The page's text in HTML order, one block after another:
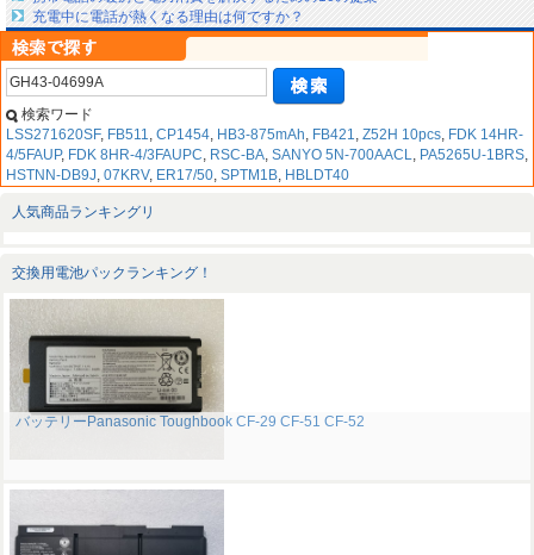
充電中に電話が熱くなる理由は何ですか？
検索ワード
LSS271620SF, FB511, CP1454, HB3-875mAh, FB421, Z52H 10pcs, FDK 14HR-
4/5FAUP, FDK 8HR-4/3FAUPC, RSC-BA, SANYO 5N-700AACL, PA5265U-1BRS,
HSTNN-DB9J, 07KRV, ER17/50, SPTM1B, HBLDT40
人気商品ランキングリ
交換用電池パックランキング！
バッテリーPanasonic Toughbook CF-29 CF-51 CF-52